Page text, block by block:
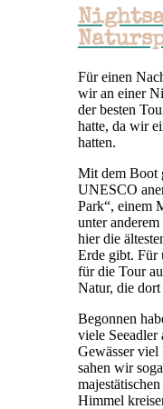
Für einen
wir an einer
der besten
hatte, da wir
hatten.
Mit dem Boot
UNESCO
Park“, einem
unter anderem
hier die
Erde gibt. Für
für die Tour
Natur, die dort
Begonnen
viele Seeadler
Gewässer
sahen wir
Himmel